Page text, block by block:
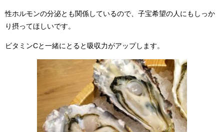
性ホルモンの分泌とも関係しているので、子宝希望の人にもしっか
り摂ってほしいです。
ビタミンCと一緒にとると吸収力がアップします。